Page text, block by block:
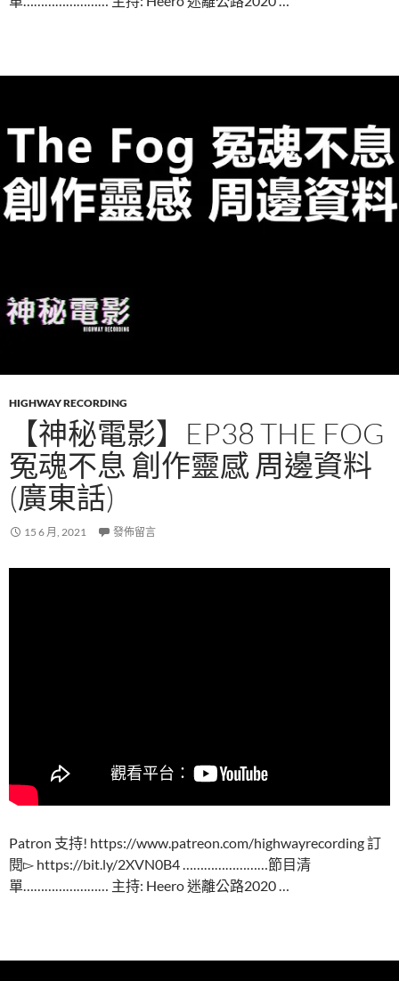
HIGHWAY RECORDING
【神秘電影】EP38 THE FOG
冤魂不息 創作靈感 周邊資料
(廣東話)
15 6 月, 2021 發佈留言
Patron 支持! https://www.patreon.com/highwayrecording 訂
閱▻ https://bit.ly/2XVN0B4 ……………………節目清
單…………………… 主持: Heero 迷離公路2020 …